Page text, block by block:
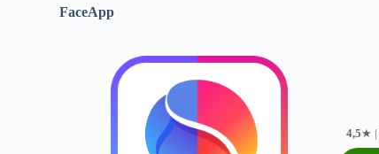
FaceApp
4,5★ |